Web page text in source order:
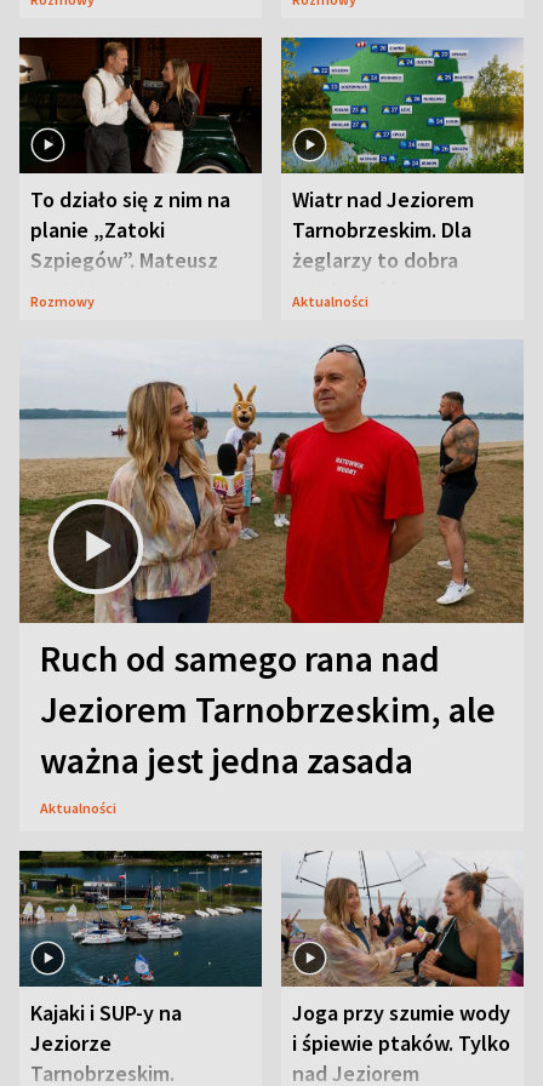
To działo się z nim na
planie „Zatoki
Szpiegów”. Mateusz
Janicki odsłonił
Rozmowy
Wiatr nad Jeziorem
Tarnobrzeskim. Dla
żeglarzy to dobra
wiadomość
Aktualności
Ruch od samego rana nad
Jeziorem Tarnobrzeskim, ale
ważna jest jedna zasada
Aktualności
Kajaki i SUP-y na
Jeziorze
Tarnobrzeskim.
Joga przy szumie wody
i śpiewie ptaków. Tylko
nad Jeziorem